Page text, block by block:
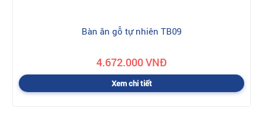
Bàn ăn gỗ tự nhiên TB09
4.672.000 VNĐ
Xem chi tiết